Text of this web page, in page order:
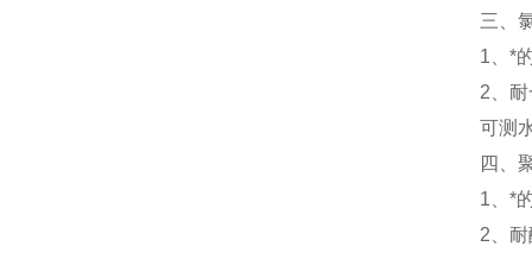
三、
1、*
2、
可测
四、
1、*
2、